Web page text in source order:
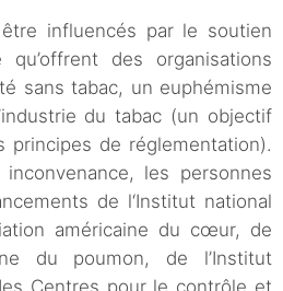
influencés par le soutien
qu’offrent des organisations
sans tabac, un euphémisme
du tabac (un objectif
principes de réglementation).
les personnes
de l‘Institut national
américaine du cœur, de
du poumon, de l’Institut